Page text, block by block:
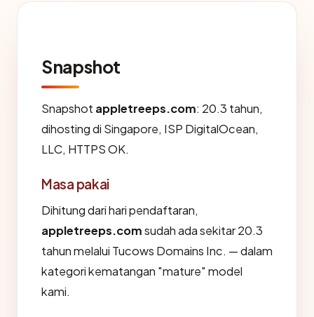
Snapshot
Snapshot appletreeps.com: 20.3 tahun,
dihosting di Singapore, ISP DigitalOcean,
LLC, HTTPS OK.
Masa pakai
Dihitung dari hari pendaftaran,
appletreeps.comsudah ada sekitar 20.3
tahun melalui Tucows Domains Inc. — dalam
kategori kematangan "mature" model
kami.